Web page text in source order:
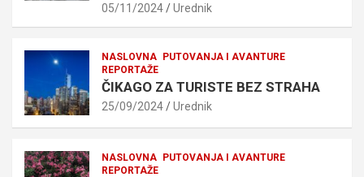
05/11/2024 Urednik
NASLOVNA
PUTOVANJA I AVANTURE
REPORTAŽE
ČIKAGO ZA TURISTE BEZ STRAHA
25/09/2024 Urednik
NASLOVNA
PUTOVANJA I AVANTURE
REPORTAŽE